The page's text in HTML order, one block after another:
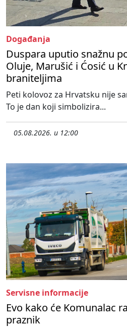
Događanja
Duspara uputio snažnu
Oluje, Marušić i Ćosić u
braniteljima
Peti kolovoz za Hrvatsku nije
To je dan koji simbolizira...
05.08.2026. u 12:00
Servisne informacije
Evo kako će Komunalac
praznik